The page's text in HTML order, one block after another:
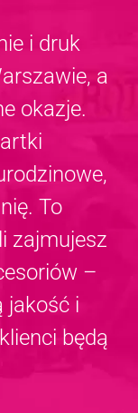
i druk
a
okazje.
To
zajmujesz
–
jakość i
będą